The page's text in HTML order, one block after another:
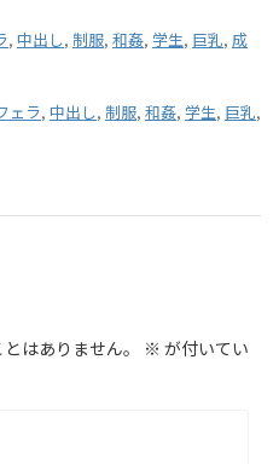
, 中出し, 制服, 和姦, 学生, 巨乳, 成
ェラ, 中出し, 制服, 和姦, 学生, 巨乳,
はありません。 ※ が付いてい